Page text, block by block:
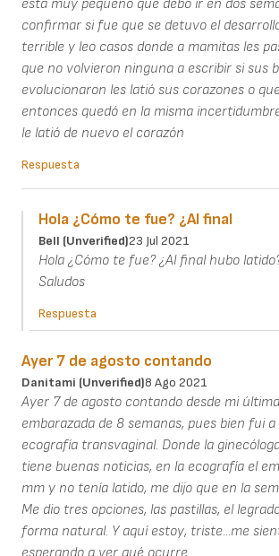
está muy pequeño que debo ir en dos
confirmar si fue que se detuvo el
terrible y leo casos donde a mamitas les
que no volvieron ninguna a escribir si sus
evolucionaron les latió sus corazones o
entonces quedó en la misma
le latió de nuevo el corazón
Respuesta
Hola ¿Cómo te fue? ¿Al final
Bell (unverified)23 Jul 2021
Hola ¿Cómo te fue? ¿Al final hubo
Saludos
Respuesta
Ayer 7 de agosto contando
Danitami (unverified)8 Ago 2021
Ayer 7 de agosto contando desde mi
embarazada de 8 semanas, pues bien fui
ecografía transvaginal. Donde la
tiene buenas noticias, en la ecografía el
mm y no tenía latido, me dijo que en la
Me dio tres opciones, las pastillas, el
forma natural. Y aquí estoy, triste...me